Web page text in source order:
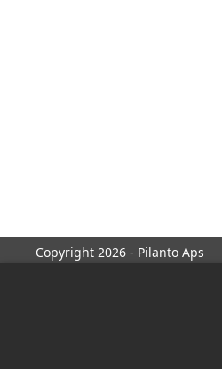
Copyright 2026 - Pilanto Aps